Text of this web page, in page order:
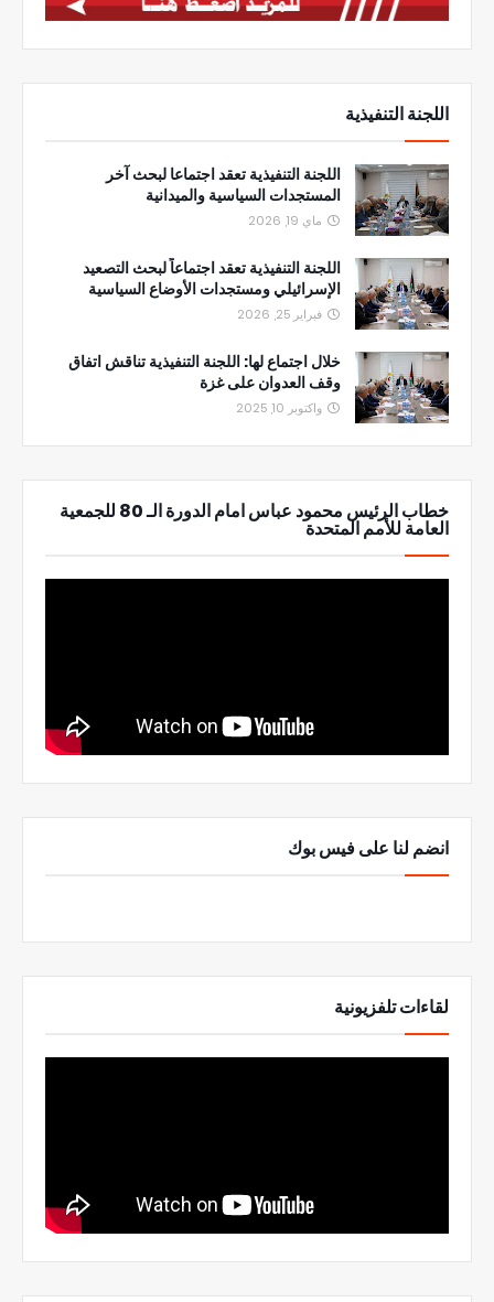
اللجنة التنفيذية
اللجنة التنفيذية تعقد اجتماعا لبحث آخر
المستجدات السياسية والميدانية
ماي 19, 2026
اللجنة التنفيذية تعقد اجتماعاً لبحث التصعيد
الإسرائيلي ومستجدات الأوضاع السياسية
فبراير 25, 2026
خلال اجتماع لها: اللجنة التنفيذية تناقش اتفاق
وقف العدوان على غزة
واكتوبر 10, 2025
خطاب الرئيس محمود عباس امام الدورة الـ 80 للجمعية
العامة للأمم المتحدة
انضم لنا على فيس بوك
لقاءات تلفزيونية